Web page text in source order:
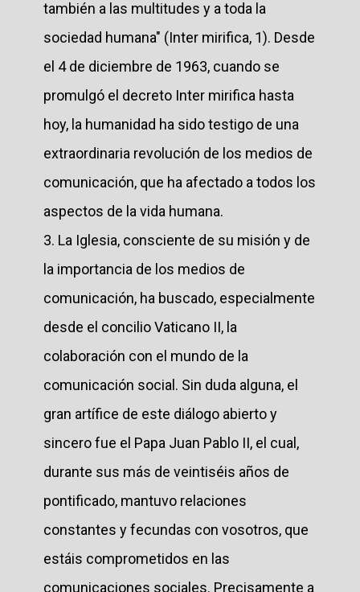
también a las multitudes y a toda la
sociedad humana" (Inter mirifica, 1). Desde
el 4 de diciembre de 1963, cuando se
promulgó el decreto Inter mirifica hasta
hoy, la humanidad ha sido testigo de una
extraordinaria revolución de los medios de
comunicación, que ha afectado a todos los
aspectos de la vida humana.
3. La Iglesia, consciente de su misión y de
la importancia de los medios de
comunicación, ha buscado, especialmente
desde el concilio Vaticano II, la
colaboración con el mundo de la
comunicación social. Sin duda alguna, el
gran artífice de este diálogo abierto y
sincero fue el Papa Juan Pablo II, el cual,
durante sus más de veintiséis años de
pontificado, mantuvo relaciones
constantes y fecundas con vosotros, que
estáis comprometidos en las
comunicaciones sociales. Precisamente a